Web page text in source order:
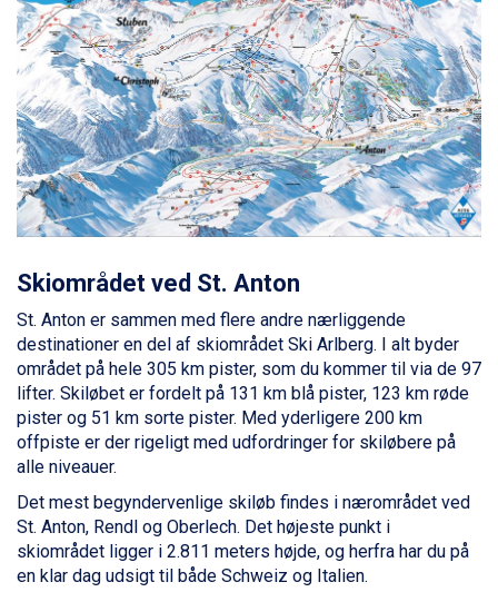
Fieberbrunn fra DKK 6.145
St. Anton fra DKK 7.245
Zell am See fra DKK 4.095
Livigno fra DKK 4.145
Canazei fra DKK 4.745
Ponte di Legno fra DKK 4.745
Sauze dOulx fra DKK 4.045
Alleghe fra DKK 5.595
Bad Gastein fra DKK 4.195
Arabba fra DKK 7.045
Val Thorens fra DKK 5.395
Sölden fra DKK 8.445
Bad Hofgastein fra DKK 5.495
Passo Tonale fra DKK 3.795
Saalbach fra DKK 5.945
Champoluc fra DKK 3.795
Sestriere fra DKK 4.395
Wagrain fra DKK 4.645
Ischgl fra DKK 7.095
Fieberbrunn fra DKK 6.145
St. Anton fra DKK 7.245
Zell am See fra DKK 4.095
Skiområdet ved St. Anton
St. Anton er sammen med flere andre nærliggende
destinationer en del af skiområdet Ski Arlberg. I alt byder
området på hele 305 km pister, som du kommer til via de 97
lifter. Skiløbet er fordelt på 131 km blå pister, 123 km røde
pister og 51 km sorte pister. Med yderligere 200 km
offpiste er der rigeligt med udfordringer for skiløbere på
alle niveauer.
Det mest begyndervenlige skiløb findes i nærområdet ved
St. Anton, Rendl og Oberlech. Det højeste punkt i
skiområdet ligger i 2.811 meters højde, og herfra har du på
en klar dag udsigt til både Schweiz og Italien.